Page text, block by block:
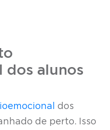
dos alunos
dos
de perto. Isso